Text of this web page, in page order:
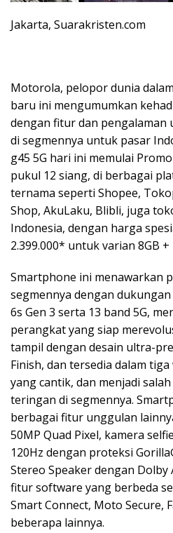
Jakarta, Suarakristen.com
Motorola, pelopor dunia
baru ini mengumumkan
dengan fitur dan pengalaman
di segmennya untuk pasar
g45 5G hari ini memulai
pukul 12 siang, di berbagai
ternama seperti Shopee,
Shop, AkuLaku, Blibli, juga
Indonesia, dengan harga
2.399.000* untuk varian 8GB +
Smartphone ini menawarkan
segmennya dengan
6s Gen 3 serta 13 band 5G,
perangkat yang siap
tampil dengan desain ultra-
Finish, dan tersedia dalam
yang cantik, dan menjadi
teringan di segmennya.
berbagai fitur unggulan
50MP Quad Pixel, kamera
120Hz dengan proteksi
Stereo Speaker dengan
fitur software yang berbeda
Smart Connect, Moto Secure,
beberapa lainnya.